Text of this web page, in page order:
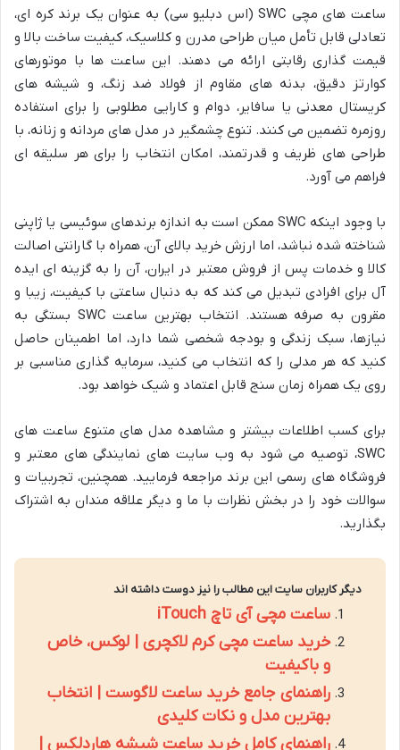
ساعت های مچی SWC (اس دبلیو سی) به عنوان یک برند کره ای،
تعادلی قابل تأمل میان طراحی مدرن و کلاسیک، کیفیت ساخت بالا و
قیمت گذاری رقابتی ارائه می دهند. این ساعت ها با موتورهای
کوارتز دقیق، بدنه های مقاوم از فولاد ضد زنگ، و شیشه های
کریستال معدنی یا سافایر، دوام و کارایی مطلوبی را برای استفاده
روزمره تضمین می کنند. تنوع چشمگیر در مدل های مردانه و زنانه، با
طراحی های ظریف و قدرتمند، امکان انتخاب را برای هر سلیقه ای
فراهم می آورد.
با وجود اینکه SWC ممکن است به اندازه برندهای سوئیسی یا ژاپنی
شناخته شده نباشد، اما ارزش خرید بالای آن، همراه با گارانتی اصالت
کالا و خدمات پس از فروش معتبر در ایران، آن را به گزینه ای ایده
آل برای افرادی تبدیل می کند که به دنبال ساعتی با کیفیت، زیبا و
مقرون به صرفه هستند. انتخاب بهترین ساعت SWC بستگی به
نیازها، سبک زندگی و بودجه شخصی شما دارد، اما اطمینان حاصل
کنید که هر مدلی را که انتخاب می کنید، سرمایه گذاری مناسبی بر
روی یک همراه زمان سنج قابل اعتماد و شیک خواهد بود.
برای کسب اطلاعات بیشتر و مشاهده مدل های متنوع ساعت های
SWC، توصیه می شود به وب سایت های نمایندگی های معتبر و
فروشگاه های رسمی این برند مراجعه فرمایید. همچنین، تجربیات و
سوالات خود را در بخش نظرات با ما و دیگر علاقه مندان به اشتراک
بگذارید.
دیگر کاربران سایت این مطالب را نیز دوست داشته اند
ساعت مچی آی تاچ iTouch
خرید ساعت مچی کرم لاکچری | لوکس، خاص
و باکیفیت
راهنمای جامع خرید ساعت لاگوست | انتخاب
بهترین مدل و نکات کلیدی
راهنمای کامل خرید ساعت شیشه هاردلکس |